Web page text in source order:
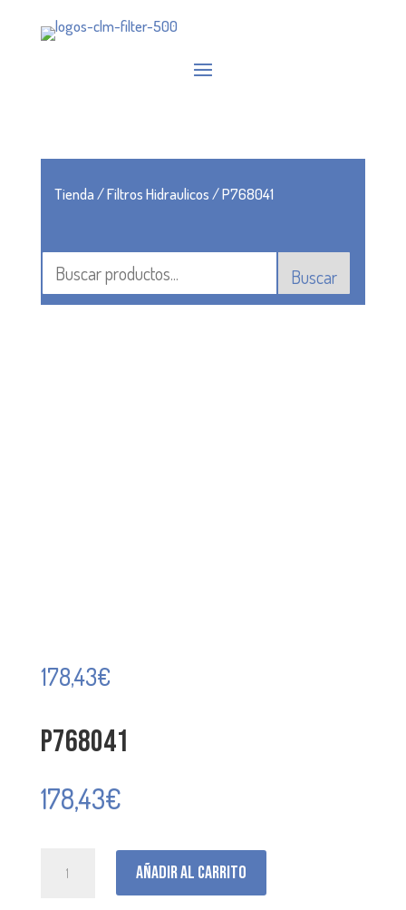
Tienda/Filtros Hidraulicos/ P768041
Buscar
178,43€
P768041
178,43€
Añadir al carrito